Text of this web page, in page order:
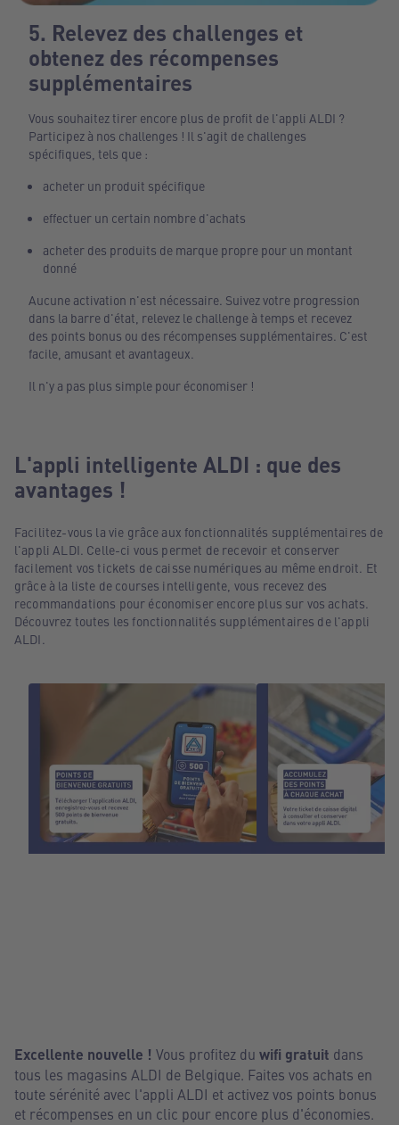
5. Relevez des challenges et
obtenez des récompenses
supplémentaires
Vous souhaitez tirer encore plus de profit de l'appli ALDI ?
Participez à nos challenges ! Il s'agit de challenges
spécifiques, tels que :
acheter un produit spécifique
effectuer un certain nombre d'achats
acheter des produits de marque propre pour un montant
donné
Aucune activation n'est nécessaire. Suivez votre progression
dans la barre d'état, relevez le challenge à temps et recevez
des points bonus ou des récompenses supplémentaires. C'est
facile, amusant et avantageux.
Il n'y a pas plus simple pour économiser !
L'appli intelligente ALDI : que des
avantages !
Facilitez-vous la vie grâce aux fonctionnalités supplémentaires de
l'appli ALDI. Celle-ci vous permet de recevoir et conserver
facilement vos tickets de caisse numériques au même endroit. Et
grâce à la liste de courses intelligente, vous recevez des
recommandations pour économiser encore plus sur vos achats.
Découvrez toutes les fonctionnalités supplémentaires de l'appli
ALDI.
Excellente nouvelle ! Vous profitez du wifi gratuit dans
tous les magasins ALDI de Belgique. Faites vos achats en
toute sérénité avec l'appli ALDI et activez vos points bonus
et récompenses en un clic pour encore plus d'économies.